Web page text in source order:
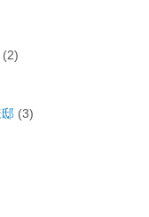
(2)
(3)